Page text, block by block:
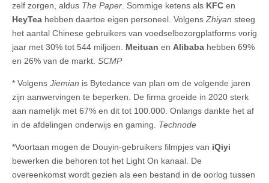
zelf zorgen, aldus The Paper. Sommige ketens als KFC en
HeyTea hebben daartoe eigen personeel. VolgensZhiyan steeg
het aantal Chinese gebruikers van voedselbezorgplatforms vorig
jaar met 30% tot 544 miljoen. Meituan en Alibaba hebben 69%
en 26% van de markt. SCMP
* Volgens Jiemian is Bytedance van plan om de volgende jaren
zijn aanwervingen te beperken. De firma groeide in 2020 sterk
aan namelijk met 67% en dit tot 100.000. Onlangs dankte het af
in de afdelingen onderwijs en gaming. Technode
*Voortaan mogen de Douyin-gebruikers filmpjes van iQiyi
bewerken die behoren tot het Light On kanaal. De
overeenkomst wordt gezien als een bestand in de oorlog tussen